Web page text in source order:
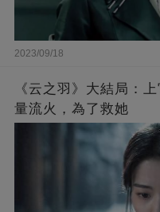
2023/09/18
《云之羽》大結局：
量流火，為了救她